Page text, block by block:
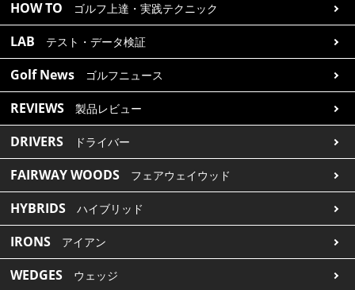
HOW TO ゴルフ上達・実践テクニック
LAB テスト・データ検証
Golf News ゴルフニュース
REVIEWS 製品レビュー
DRIVERS ドライバー
FAIRWAY WOODS フェアウェイウッド
HYBRIDS ハイブリッド
IRONS アイアン
WEDGES ウェッジ